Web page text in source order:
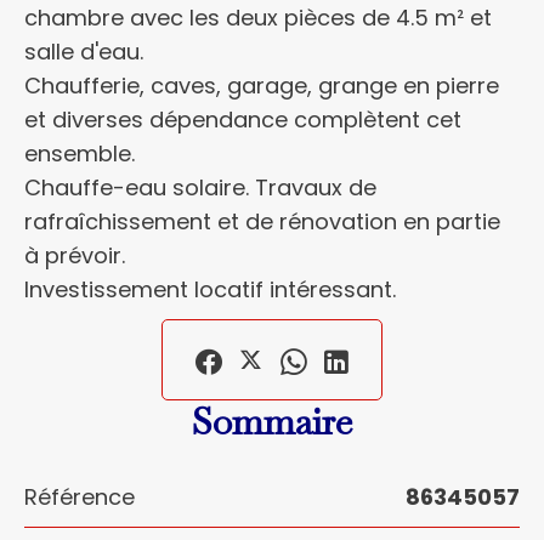
chambre avec les deux pièces de 4.5 m² et
salle d'eau.
Chaufferie, caves, garage, grange en pierre
et diverses dépendance complètent cet
ensemble.
Chauffe-eau solaire. Travaux de
rafraîchissement et de rénovation en partie
à prévoir.
Investissement locatif intéressant.
Sommaire
Référence
86345057